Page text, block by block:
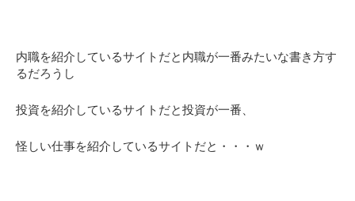
内職を紹介しているサイトだと内職が一番みたいな書き方す
るだろうし
投資を紹介しているサイトだと投資が一番、
怪しい仕事を紹介しているサイトだと・・・ｗ